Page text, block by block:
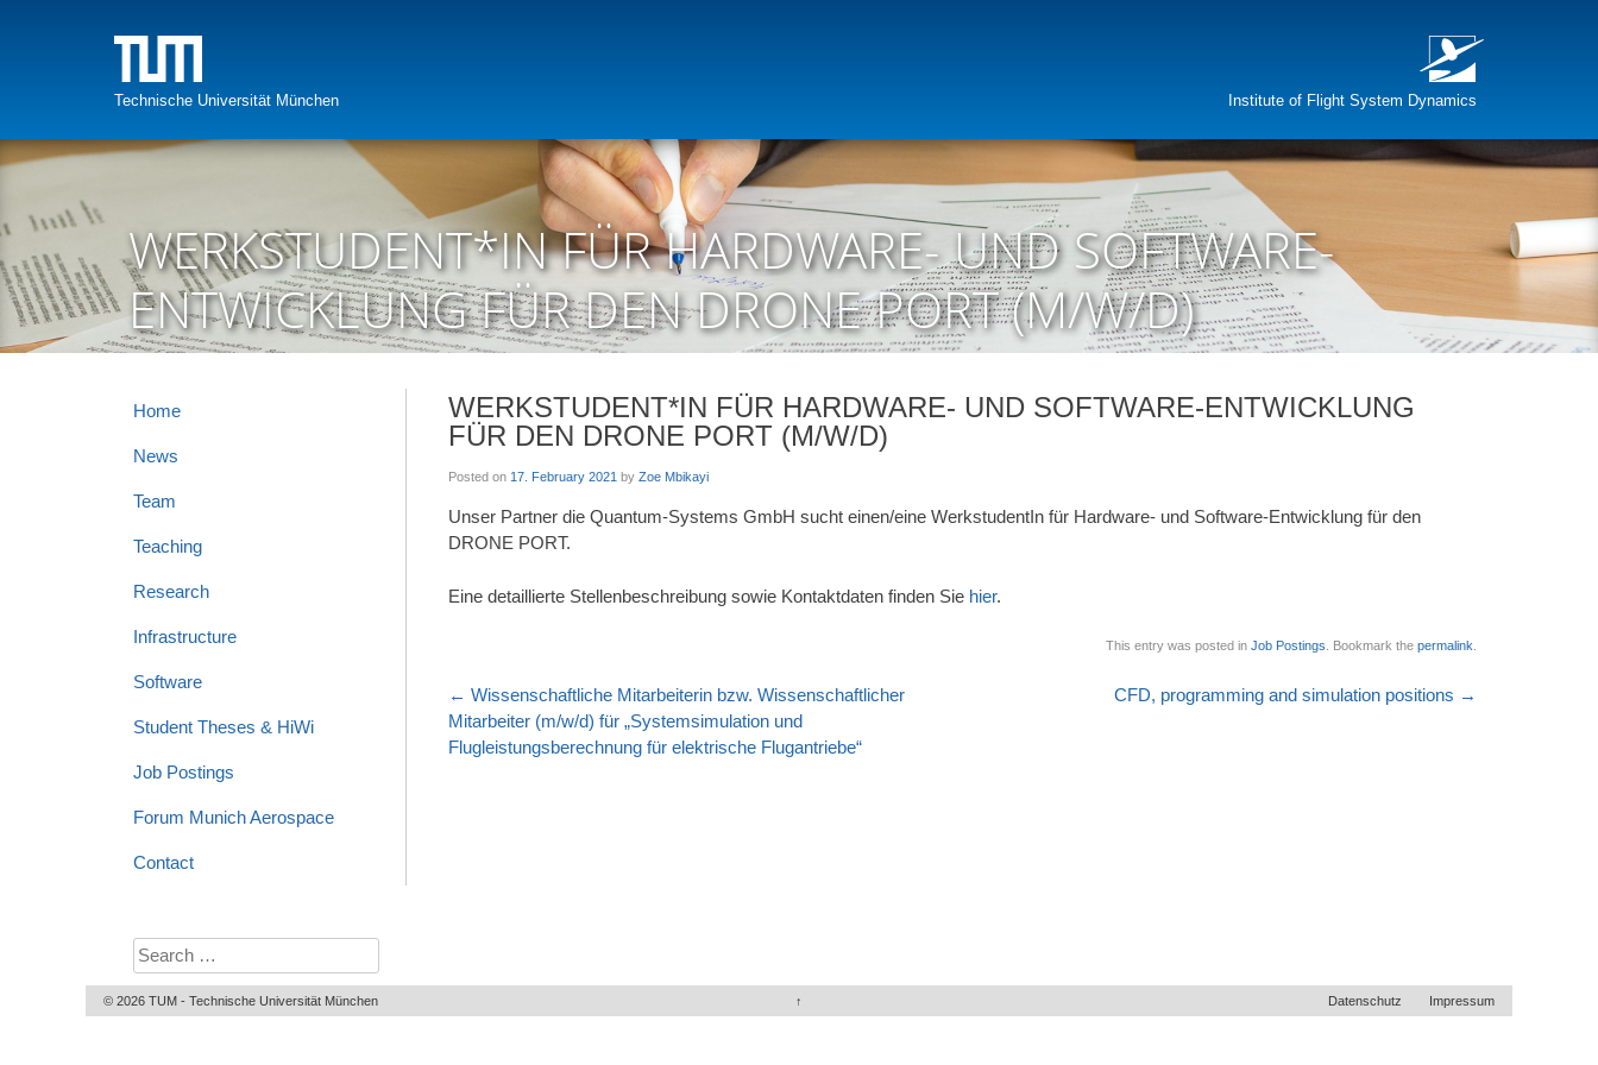
Technische Universität München Institute of Flight System Dynamics
WERKSTUDENT*IN FÜR HARDWARE- UND SOFTWARE-
ENTWICKLUNG FÜR DEN DRONE PORT (M/W/D)
WERKSTUDENT*IN FÜR HARDWARE- UND SOFTWARE-ENTWICKLUNG
FÜR DEN DRONE PORT (M/W/D)
Posted on 17. February 2021 by Zoe Mbikayi
Unser Partner die Quantum-Systems GmbH sucht einen/eine WerkstudentIn für Hardware- und Software-Entwicklung für den
DRONE PORT.
Eine detaillierte Stellenbeschreibung sowie Kontaktdaten finden Sie hier.
This entry was posted in Job Postings . Bookmark the permalink
Post
navigation
← Wissenschaftliche Mitarbeiterin bzw. Wissenschaftlicher
Mitarbeiter (m/w/d) für „Systemsimulation und
Flugleistungsberechnung für elektrische Flugantriebe“
CFD, programming and simulation positions →
Home
News
Team
Teaching
Research
Infrastructure
Software
Student Theses & HiWi
Job Postings
Forum Munich Aerospace
Contact
Search
for:
© 2026 TUM - Technische Universität München ↑ Datenschutz Impressum